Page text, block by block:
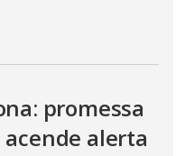
promessa
acende alerta